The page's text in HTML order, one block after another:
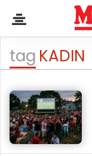
tag KADIN